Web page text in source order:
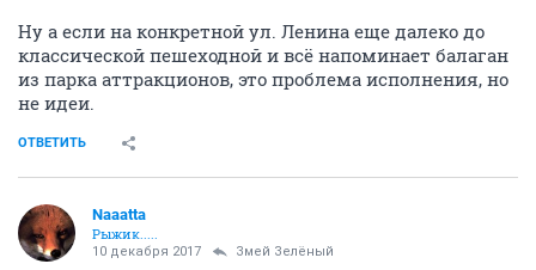
Ну а если на конкретной ул. Ленина еще далеко до
классической пешеходной и всё напоминает балаган
из парка аттракционов, это проблема исполнения, но
не идеи.
ОТВЕТИТЬ
Naaatta
Рыжик.....
10 декабря 2017 Змей Зелёный